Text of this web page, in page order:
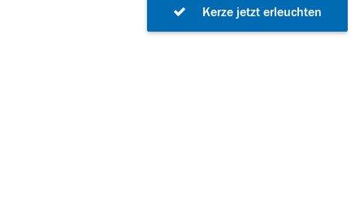
Kerze jetzt erleuchten